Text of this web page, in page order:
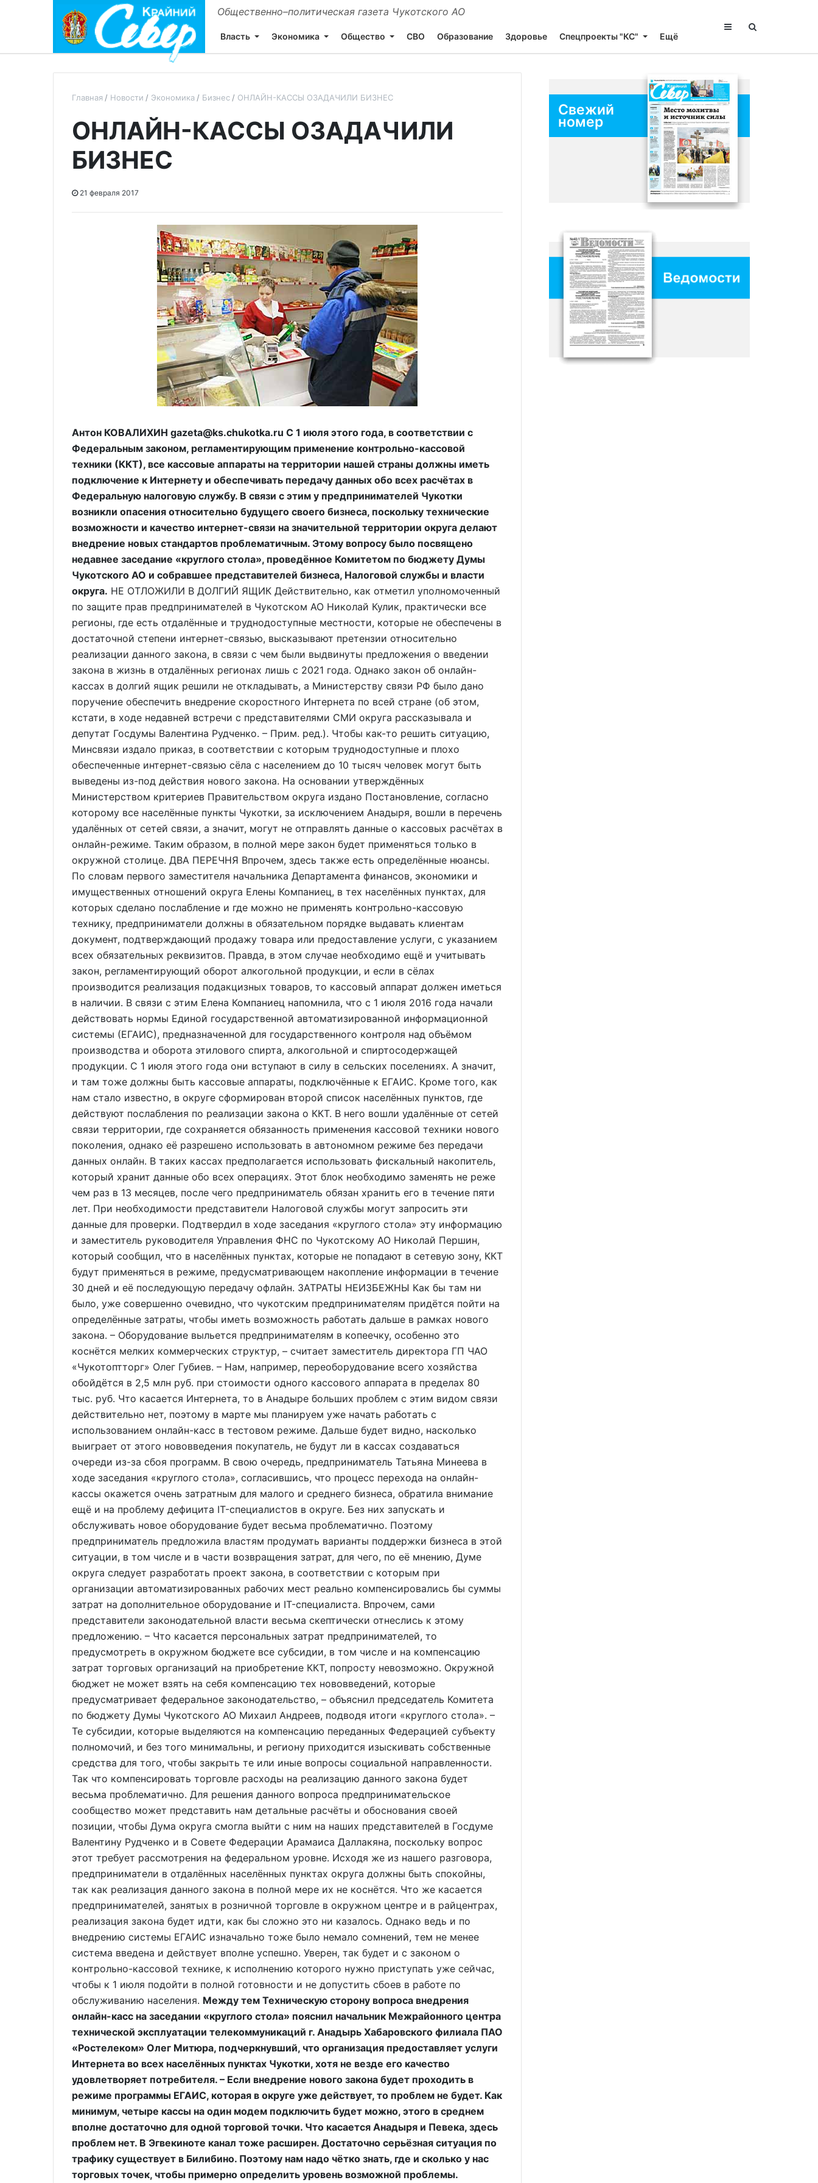
Общественно–политическая газета Чукотского АО
Власть Экономика Общество СВО Образование Здоровье Спецпроекты "КС" Ещё
Главная Новости Экономика Бизнес ОНЛАЙН-КАССЫ ОЗАДАЧИЛИ БИЗНЕС
ОНЛАЙН-КАССЫ ОЗАДАЧИЛИ
БИЗНЕС
21 февраля 2017
Антон КОВАЛИХИН gazeta@ks.chukotka.ru С 1 июля этого года, в соответствии с
Федеральным законом, регламентирующим применение контрольно-кассовой
техники (ККТ), все кассовые аппараты на территории нашей страны должны иметь
подключение к Интернету и обеспечивать передачу данных обо всех расчётах в
Федеральную налоговую службу. В связи с этим у предпринимателей Чукотки
возникли опасения относительно будущего своего бизнеса, поскольку технические
возможности и качество интернет-связи на значительной территории округа делают
внедрение новых стандартов проблематичным. Этому вопросу было посвящено
недавнее заседание «круглого стола», проведённое Комитетом по бюджету Думы
Чукотского АО и собравшее представителей бизнеса, Налоговой службы и власти
округа. НЕ ОТЛОЖИЛИ В ДОЛГИЙ ЯЩИК Действительно, как отметил уполномоченный
по защите прав предпринимателей в Чукотском АО Николай Кулик, практически все
регионы, где есть отдалённые и труднодоступные местности, которые не обеспечены в
достаточной степени интернет-связью, высказывают претензии относительно
реализации данного закона, в связи с чем были выдвинуты предложения о введении
закона в жизнь в отдалённых регионах лишь с 2021 года. Однако закон об онлайн-
кассах в долгий ящик решили не откладывать, а Министерству связи РФ было дано
поручение обеспечить внедрение скоростного Интернета по всей стране (об этом,
кстати, в ходе недавней встречи с представителями СМИ округа рассказывала и
депутат Госдумы Валентина Рудченко. – Прим. ред.). Чтобы как-то решить ситуацию,
Минсвязи издало приказ, в соответствии с которым труднодоступные и плохо
обеспеченные интернет-связью сёла с населением до 10 тысяч человек могут быть
выведены из-под действия нового закона. На основании утверждённых
Министерством критериев Правительством округа издано Постановление, согласно
которому все населённые пункты Чукотки, за исключением Анадыря, вошли в перечень
удалённых от сетей связи, а значит, могут не отправлять данные о кассовых расчётах в
онлайн-режиме. Таким образом, в полной мере закон будет применяться только в
окружной столице. ДВА ПЕРЕЧНЯ Впрочем, здесь также есть определённые нюансы.
По словам первого заместителя начальника Департамента финансов, экономики и
имущественных отношений округа Елены Компаниец, в тех населённых пунктах, для
которых сделано послабление и где можно не применять контрольно-кассовую
технику, предприниматели должны в обязательном порядке выдавать клиентам
документ, подтверждающий продажу товара или предоставление услуги, с указанием
всех обязательных реквизитов. Правда, в этом случае необходимо ещё и учитывать
закон, регламентирующий оборот алкогольной продукции, и если в сёлах
производится реализация подакцизных товаров, то кассовый аппарат должен иметься
в наличии. В связи с этим Елена Компаниец напомнила, что с 1 июля 2016 года начали
действовать нормы Единой государственной автоматизированной информационной
системы (ЕГАИС), предназначенной для государственного контроля над объёмом
производства и оборота этилового спирта, алкогольной и спиртосодержащей
продукции. С 1 июля этого года они вступают в силу в сельских поселениях. А значит,
и там тоже должны быть кассовые аппараты, подключённые к ЕГАИС. Кроме того, как
нам стало известно, в округе сформирован второй список населённых пунктов, где
действуют послабления по реализации закона о ККТ. В него вошли удалённые от сетей
связи территории, где сохраняется обязанность применения кассовой техники нового
поколения, однако её разрешено использовать в автономном режиме без передачи
данных онлайн. В таких кассах предполагается использовать фискальный накопитель,
который хранит данные обо всех операциях. Этот блок необходимо заменять не реже
чем раз в 13 месяцев, после чего предприниматель обязан хранить его в течение пяти
лет. При необходимости представители Налоговой службы могут запросить эти
данные для проверки. Подтвердил в ходе заседания «круглого стола» эту информацию
и заместитель руководителя Управления ФНС по Чукотскому АО Николай Першин,
который сообщил, что в населённых пунктах, которые не попадают в сетевую зону, ККТ
будут применяться в режиме, предусматривающем накопление информации в течение
30 дней и её последующую передачу офлайн. ЗАТРАТЫ НЕИЗБЕЖНЫ Как бы там ни
было, уже совершенно очевидно, что чукотским предпринимателям придётся пойти на
определённые затраты, чтобы иметь возможность работать дальше в рамках нового
закона. – Оборудование выльется предпринимателям в копеечку, особенно это
коснётся мелких коммерческих структур, – считает заместитель директора ГП ЧАО
«Чукотоптторг» Олег Губиев. – Нам, например, переоборудование всего хозяйства
обойдётся в 2,5 млн руб. при стоимости одного кассового аппарата в пределах 80
тыс. руб. Что касается Интернета, то в Анадыре больших проблем с этим видом связи
действительно нет, поэтому в марте мы планируем уже начать работать с
использованием онлайн-касс в тестовом режиме. Дальше будет видно, насколько
выиграет от этого нововведения покупатель, не будут ли в кассах создаваться
очереди из-за сбоя программ. В свою очередь, предприниматель Татьяна Минеева в
ходе заседания «круглого стола», согласившись, что процесс перехода на онлайн-
кассы окажется очень затратным для малого и среднего бизнеса, обратила внимание
ещё и на проблему дефицита IT-специалистов в округе. Без них запускать и
обслуживать новое оборудование будет весьма проблематично. Поэтому
предприниматель предложила властям продумать варианты поддержки бизнеса в этой
ситуации, в том числе и в части возвращения затрат, для чего, по её мнению, Думе
округа следует разработать проект закона, в соответствии с которым при
организации автоматизированных рабочих мест реально компенсировались бы суммы
затрат на дополнительное оборудование и IT-специалиста. Впрочем, сами
представители законодательной власти весьма скептически отнеслись к этому
предложению. – Что касается персональных затрат предпринимателей, то
предусмотреть в окружном бюджете все субсидии, в том числе и на компенсацию
затрат торговых организаций на приобретение ККТ, попросту невозможно. Окружной
бюджет не может взять на себя компенсацию тех нововведений, которые
предусматривает федеральное законодательство, – объяснил председатель Комитета
по бюджету Думы Чукотского АО Михаил Андреев, подводя итоги «круглого стола». –
Те субсидии, которые выделяются на компенсацию переданных Федерацией субъекту
полномочий, и без того минимальны, и региону приходится изыскивать собственные
средства для того, чтобы закрыть те или иные вопросы социальной направленности.
Так что компенсировать торговле расходы на реализацию данного закона будет
весьма проблематично. Для решения данного вопроса предпринимательское
сообщество может представить нам детальные расчёты и обоснования своей
позиции, чтобы Дума округа смогла выйти с ним на наших представителей в Госдуме
Валентину Рудченко и в Совете Федерации Арамаиса Даллакяна, поскольку вопрос
этот требует рассмотрения на федеральном уровне. Исходя же из нашего разговора,
предприниматели в отдалённых населённых пунктах округа должны быть спокойны,
так как реализация данного закона в полной мере их не коснётся. Что же касается
предпринимателей, занятых в розничной торговле в окружном центре и в райцентрах,
реализация закона будет идти, как бы сложно это ни казалось. Однако ведь и по
внедрению системы ЕГАИС изначально тоже было немало сомнений, тем не менее
система введена и действует вполне успешно. Уверен, так будет и с законом о
контрольно-кассовой технике, к исполнению которого нужно приступать уже сейчас,
чтобы к 1 июля подойти в полной готовности и не допустить сбоев в работе по
обслуживанию населения. Между тем Техническую сторону вопроса внедрения
онлайн-касс на заседании «круглого стола» пояснил начальник Межрайонного центра
технической эксплуатации телекоммуникаций г. Анадырь Хабаровского филиала ПАО
«Ростелеком» Олег Митюра, подчеркнувший, что организация предоставляет услуги
Интернета во всех населённых пунктах Чукотки, хотя не везде его качество
удовлетворяет потребителя. – Если внедрение нового закона будет проходить в
режиме программы ЕГАИС, которая в округе уже действует, то проблем не будет. Как
минимум, четыре кассы на один модем подключить будет можно, этого в среднем
вполне достаточно для одной торговой точки. Что касается Анадыря и Певека, здесь
проблем нет. В Эгвекиноте канал тоже расширен. Достаточно серьёзная ситуация по
трафику существует в Билибино. Поэтому нам надо чётко знать, где и сколько у нас
торговых точек, чтобы примерно определить уровень возможной проблемы.
Свежий
номер